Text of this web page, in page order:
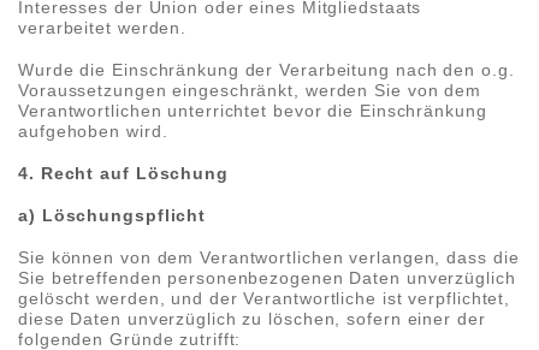
Interesses der Union oder eines Mitgliedstaats
verarbeitet werden.
Wurde die Einschränkung der Verarbeitung nach den o.g.
Voraussetzungen eingeschränkt, werden Sie von dem
Verantwortlichen unterrichtet bevor die Einschränkung
aufgehoben wird.
4. Recht auf Löschung
a) Löschungspflicht
Sie können von dem Verantwortlichen verlangen, dass die
Sie betreffenden personenbezogenen Daten unverzüglich
gelöscht werden, und der Verantwortliche ist verpflichtet,
diese Daten unverzüglich zu löschen, sofern einer der
folgenden Gründe zutrifft: